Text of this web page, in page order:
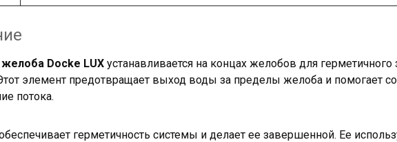
Docke LUX устанавливается на концах желобов для
элемент предотвращает выход воды за пределы желоба и помогает
потока.
герметичность системы и делает ее завершенной. Ее